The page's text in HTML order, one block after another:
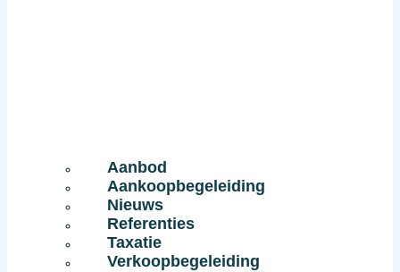
Aanbod
Aankoopbegeleiding
Nieuws
Referenties
Taxatie
Verkoopbegeleiding